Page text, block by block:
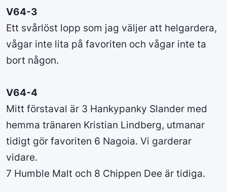
V64-3
Ett svårlöst lopp som jag väljer att helgardera,
vågar inte lita på favoriten och vågar inte ta
bort någon.
V64-4
Mitt förstaval är 3 Hankypanky Slander med
hemma tränaren Kristian Lindberg, utmanar
tidigt gör favoriten 6 Nagoia. Vi garderar
vidare.
7 Humble Malt och 8 Chippen Dee är tidiga.